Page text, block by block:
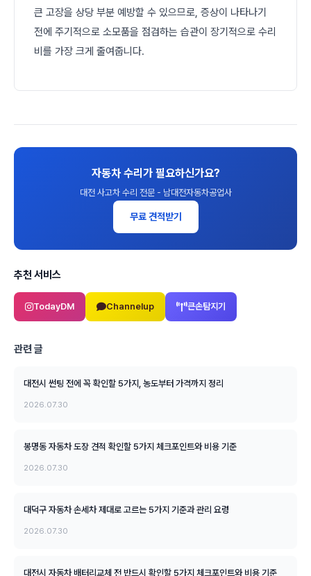
큰 고장을 상당 부분 예방할 수 있으므로, 증상이 나타나기
전에 주기적으로 소모품을 점검하는 습관이 장기적으로 수리
비를 가장 크게 줄여줍니다.
자동차 수리가 필요하신가요?
대전 사고차 수리 전문 - 남대전자동차공업사
무료 견적받기
추천 서비스
TodayDM Channelup 큰손탐지기
관련 글
대전시 썬팅 전에 꼭 확인할 5가지, 농도부터 가격까지 정리
2026.07.30
봉명동 자동차 도장 견적 확인할 5가지 체크포인트와 비용 기준
2026.07.30
대덕구 자동차 손세차 제대로 고르는 5가지 기준과 관리 요령
2026.07.30
대전시 자동차 배터리교체 전 반드시 확인할 5가지 체크포인트와 비용 기준